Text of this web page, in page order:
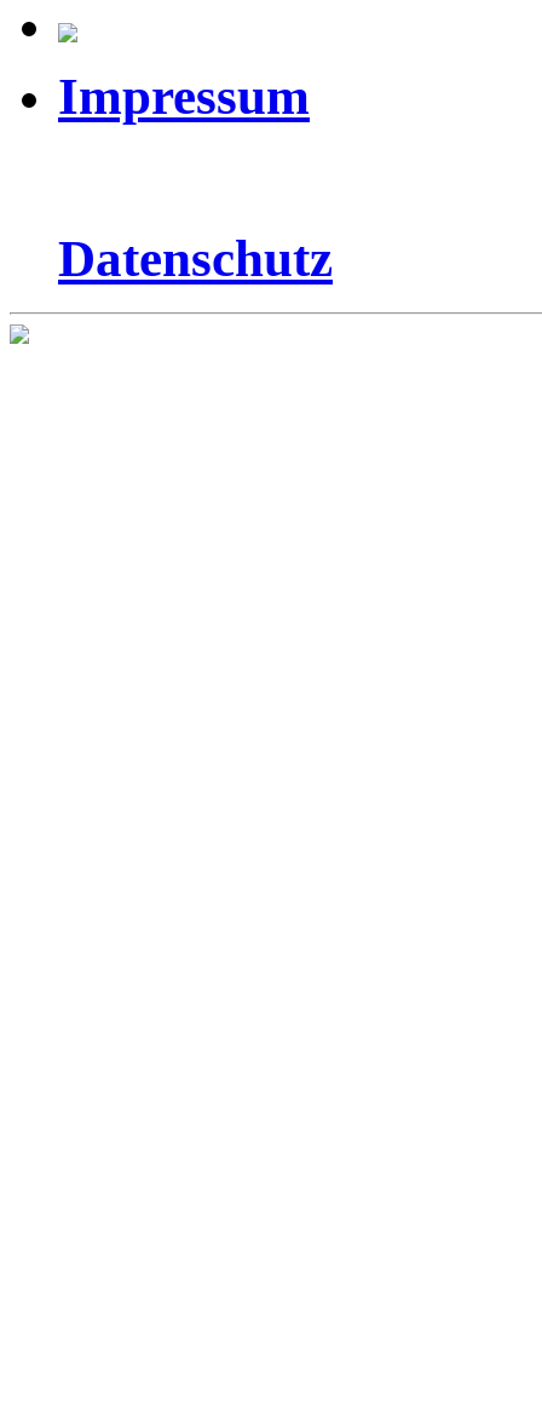
Impressum
Datenschutz